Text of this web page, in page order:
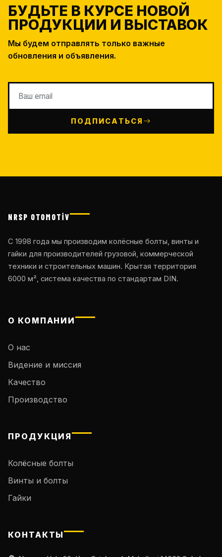
БУДЬТЕ В КУРСЕ НОВОЙ
ПРОДУКЦИИ И ВЫСТАВОК
Мы будем отправлять только важные
обновления и объявления.
ПОДПИСАТЬСЯ
NRSP OTOMOTİV
С 1998 года мы производим колёсные болты, винты и
гайки для производителей грузовой, коммерческой
техники и строительных машин. Крытая территория
6000 м², система качества по стандартам DIN.
О КОМПАНИИ
О нас
Видение и миссия
Качество
Производство
ПРОДУКЦИЯ
Колёсные болты
Винты и болты
Гайки
КОНТАКТЫ